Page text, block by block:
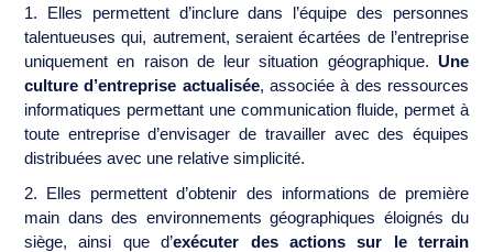
1. Elles permettent d’inclure dans l’équipe des personnes
talentueuses qui, autrement, seraient écartées de l’entreprise
uniquement en raison de leur situation géographique. Une
culture d’entreprise actualisée, associée à des ressources
informatiques permettant une communication fluide, permet à
toute entreprise d’envisager de travailler avec des équipes
distribuées avec une relative simplicité.
2. Elles permettent d’obtenir des informations de première
main dans des environnements géographiques éloignés du
siège, ainsi que d’exécuter des actions sur le terrain